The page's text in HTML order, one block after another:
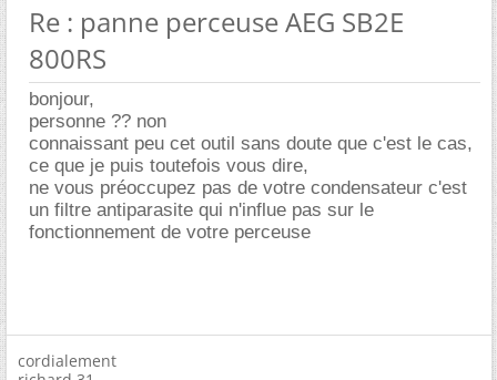
Re : panne perceuse AEG SB2E
800RS
bonjour,
personne ?? non
connaissant peu cet outil sans doute que c'est le cas,
ce que je puis toutefois vous dire,
ne vous préoccupez pas de votre condensateur c'est
un filtre antiparasite qui n'influe pas sur le
fonctionnement de votre perceuse
cordialement